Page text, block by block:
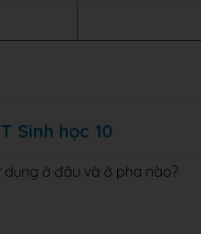
Sinh học 10
dụng ở đâu và ở pha nào?